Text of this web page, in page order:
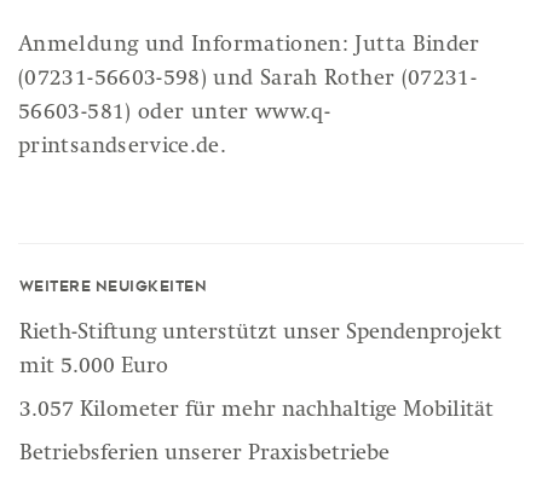
Anmeldung und Informationen: Jutta Binder
(07231-56603-598) und Sarah Rother (07231-
56603-581) oder unterwww.q-
printsandservice.de.
Weitere Neuigkeiten
Rieth-Stiftung unterstützt unser Spendenprojekt
mit 5.000 Euro
3.057 Kilometer für mehr nachhaltige Mobilität
Betriebsferien unserer Praxisbetriebe